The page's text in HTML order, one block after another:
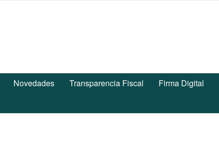
Novedades Transparencia Fiscal Firma Digital